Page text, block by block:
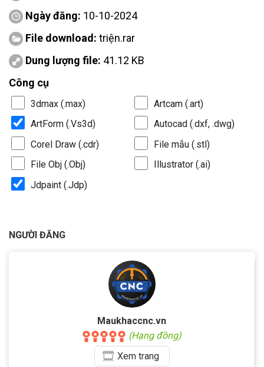
Ngày đăng: 10-10-2024
File download: triện.rar
Dung lượng file: 41.12 KB
Công cụ
3dmax (.max)
Artcam (.art)
ArtForm (.Vs3d)
Autocad (.dxf, .dwg)
Corel Draw (.cdr)
File mẫu (.stl)
File Obj (.Obj)
Illustrator (.ai)
Jdpaint (.Jdp)
NGƯỜI ĐĂNG
Maukhaccnc.vn
(Hạng đồng)
Xemtrang